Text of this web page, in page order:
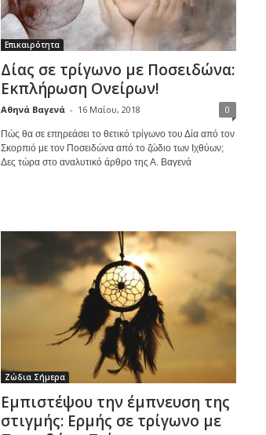
Επικαιρότητα
Δίας σε τρίγωνο με Ποσειδώνα:
Εκπλήρωση Ονείρων!
Αθηνά Βαγενά - 16 Μαΐου, 2018 0
Πώς θα σε επηρεάσει το θετικό τρίγωνο του Δία από τον
Σκορπιό με τον Ποσειδώνα από το ζώδιο των Ιχθύων;
Δες τώρα στο αναλυτικό άρθρο της Α. Βαγενά
Ζώδια Σήμερα
Εμπιστέψου την έμπνευση της
στιγμής: Ερμής σε τρίγωνο με